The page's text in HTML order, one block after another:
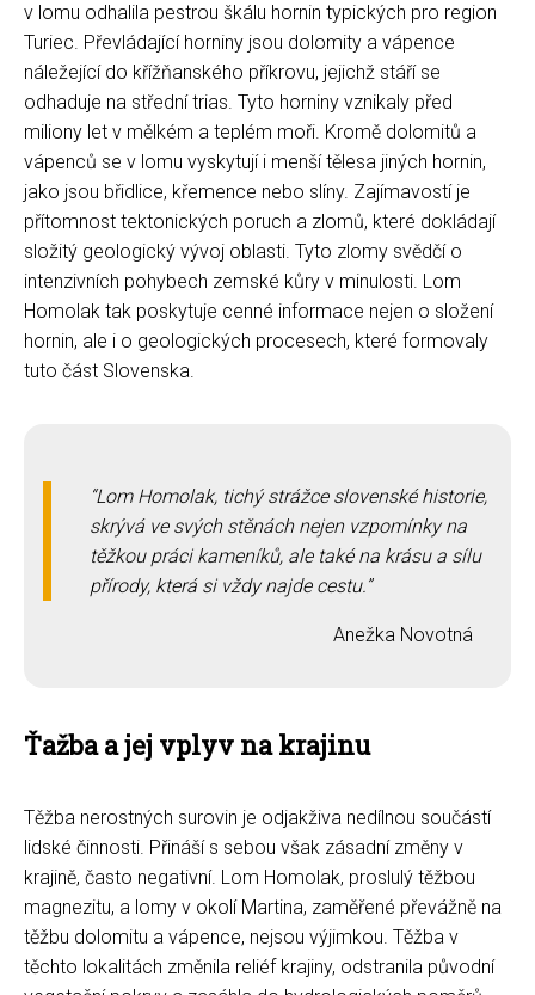
v lomu odhalila pestrou škálu hornin typických pro region
Turiec. Převládající horniny jsou dolomity a vápence
náležející do křížňanského příkrovu, jejichž stáří se
odhaduje na střední trias. Tyto horniny vznikaly před
miliony let v mělkém a teplém moři. Kromě dolomitů a
vápenců se v lomu vyskytují i menší tělesa jiných hornin,
jako jsou břidlice, křemence nebo slíny. Zajímavostí je
přítomnost tektonických poruch a zlomů, které dokládají
složitý geologický vývoj oblasti. Tyto zlomy svědčí o
intenzivních pohybech zemské kůry v minulosti. Lom
Homolak tak poskytuje cenné informace nejen o složení
hornin, ale i o geologických procesech, které formovaly
tuto část Slovenska.
Lom Homolak, tichý strážce slovenské historie,
skrývá ve svých stěnách nejen vzpomínky na
těžkou práci kameníků, ale také na krásu a sílu
přírody, která si vždy najde cestu.
Anežka Novotná
Ťažba a jej vplyv na krajinu
Těžba nerostných surovin je odjakživa nedílnou součástí
lidské činnosti. Přináší s sebou však zásadní změny v
krajině, často negativní. Lom Homolak, proslulý těžbou
magnezitu, a lomy v okolí Martina, zaměřené převážně na
těžbu dolomitu a vápence, nejsou výjimkou. Těžba v
těchto lokalitách změnila reliéf krajiny, odstranila původní